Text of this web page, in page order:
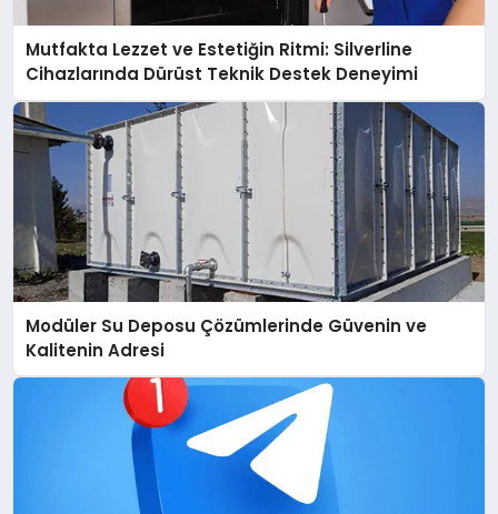
Mutfakta Lezzet ve Estetiğin Ritmi: Silverline
Cihazlarında Dürüst Teknik Destek Deneyimi
Modüler Su Deposu Çözümlerinde Güvenin ve
Kalitenin Adresi